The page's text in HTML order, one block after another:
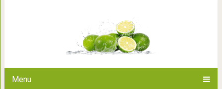
Menu
ей удалось